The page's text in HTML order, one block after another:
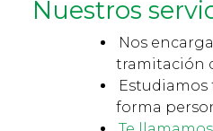
Nuestros
Nos
tramitación
Estudiamos
forma